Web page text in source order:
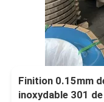
Finition 0.15mm
inoxydable 301